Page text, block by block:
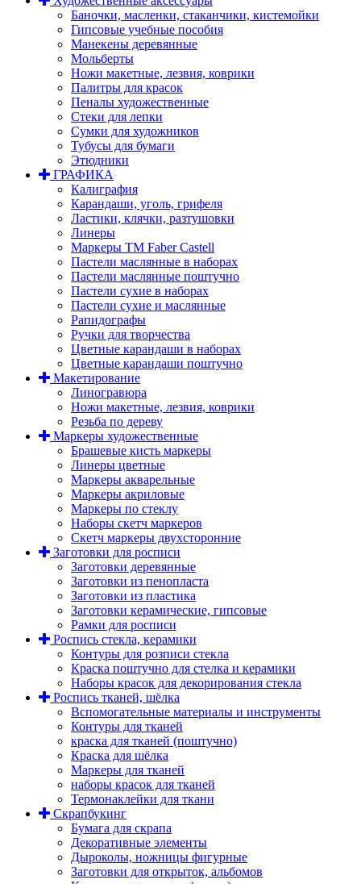
Баночки, масленки, стаканчики, кистемойки
Гипсовые учебные пособия
Манекены деревянные
Мольберты
Ножи макетные, лезвия, коврики
Палитры для красок
Пеналы художественные
Стеки для лепки
Сумки для художников
Тубусы для бумаги
Этюдники
ГРАФИКА
Калиграфия
Карандаши, уголь, грифеля
Ластики, клячки, разтушовки
Линеры
Маркеры TM Faber Castell
Пастели маслянные в наборах
Пастели маслянные поштучно
Пастели сухие в наборах
Пастели сухие и маслянные
Рапидографы
Ручки для творчества
Цветные карандаши в наборах
Цветные карандаши поштучно
Макетирование
Линогравюра
Ножи макетные, лезвия, коврики
Резьба по дереву
Маркеры художественные
Брашевые кисть маркеры
Линеры цветные
Маркеры акварельные
Маркеры акриловые
Маркеры по стеклу
Наборы скетч маркеров
Скетч маркеры двухсторонние
Заготовки для росписи
Заготовки деревянные
Заготовки из пенопласта
Заготовки из пластика
Заготовки керамические, гипсовые
Рамки для росписи
Роспись стекла, керамики
Контуры для розписи стекла
Краска поштучно для стелка и керамики
Наборы красок для декорирования стекла
Роспись тканей, шёлка
Вспомогательные материалы и инструменты
Контуры для тканей
краска для тканей (поштучно)
Краска для шёлка
Маркеры для тканей
наборы красок для тканей
Термонаклейки для ткани
Скрапбукинг
Бумага для скрапа
Декоративные элементы
Дыроколы, ножницы фигурные
Заготовки для открыток, альбомов